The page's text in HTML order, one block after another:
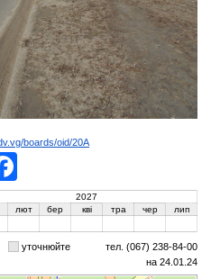
boards/oid/20A
2027
лют бер кві тра чер лип
уточнюйте
тел. (067) 238-84-00
на 24.01.24